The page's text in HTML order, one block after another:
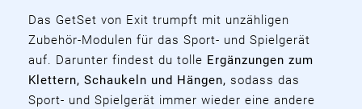
Das GetSet von Exit trumpft mit unzähligen
Zubehör-Modulen für das Sport- und Spielgerät
auf. Darunter findest du tolle Ergänzungen zum
Klettern, Schaukeln und Hängen, sodass das
Sport- und Spielgerät immer wieder eine andere